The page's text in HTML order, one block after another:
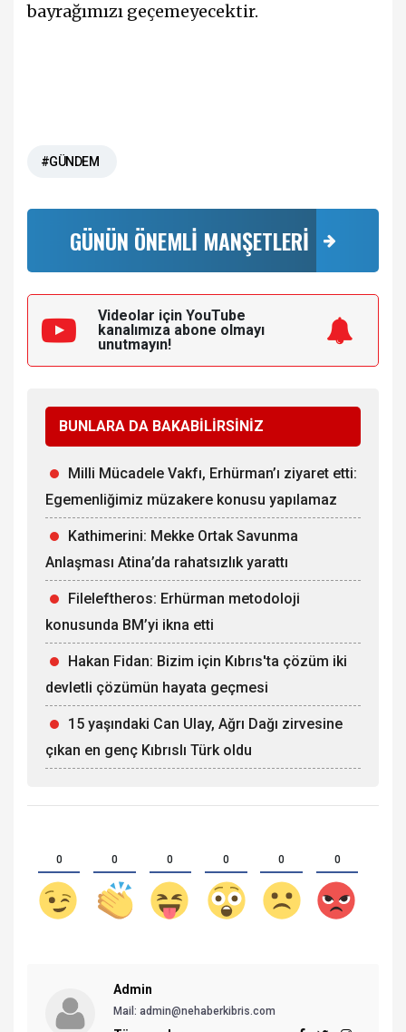
bayrağımızı geçemeyecektir.
#GÜNDEM
GÜNÜN ÖNEMLİ MANŞETLERİ
Videolar için YouTube
kanalımıza abone olmayı
unutmayın!
BUNLARA DA BAKABİLİRSİNİZ
Milli Mücadele Vakfı, Erhürman’ı ziyaret etti:
Egemenliğimiz müzakere konusu yapılamaz
Kathimerini: Mekke Ortak Savunma
Anlaşması Atina’da rahatsızlık yarattı
Fileleftheros: Erhürman metodoloji
konusunda BM’yi ikna etti
Hakan Fidan: Bizim için Kıbrıs'ta çözüm iki
devletli çözümün hayata geçmesi
15 yaşındaki Can Ulay, Ağrı Dağı zirvesine
çıkan en genç Kıbrıslı Türk oldu
0 0 0 0 0 0
Admin
Mail: admin@nehaberkibris.com